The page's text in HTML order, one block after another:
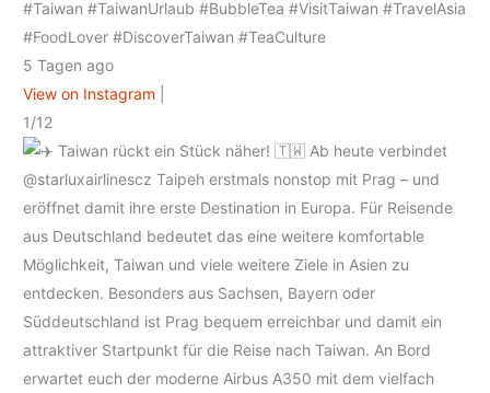
#Taiwan #TaiwanUrlaub #BubbleTea #VisitTaiwan #TravelAsia
#FoodLover #DiscoverTaiwan #TeaCulture
5 Tagen ago
View on Instagram
1/12